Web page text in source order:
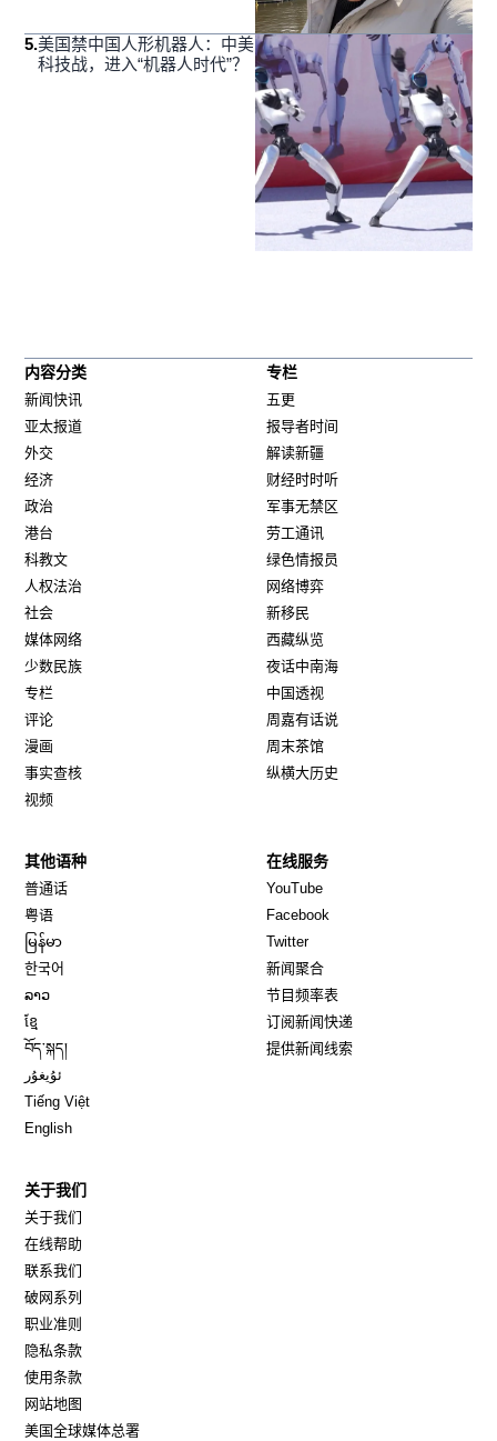
5.美国禁中国人形机器人：中美
科技战，进入“机器人时代”？
内容分类
新闻快讯
亚太报道
外交
经济
政治
港台
科教文
人权法治
社会
媒体网络
少数民族
专栏
评论
漫画
事实查核
视频
专栏
五更
报导者时间
解读新疆
财经时时听
军事无禁区
劳工通讯
绿色情报员
网络博弈
新移民
西藏纵览
夜话中南海
中国透视
周嘉有话说
周末茶馆
纵横大历史
其他语种
普通话
粤语
မြန်မာ
한국어
ລາວ
ខ្មែ
བོད་སྐད།
ئۇيغۇر
Tiếng Việt
English
在线服务
YouTube
Facebook
TwitterOpens in new window
新闻聚合
节目频率表
订阅新闻快递
提供新闻线索
关于我们
关于我们
在线帮助
联系我们
破网系列
职业准则
隐私条款
使用条款
网站地图
美国全球媒体总署